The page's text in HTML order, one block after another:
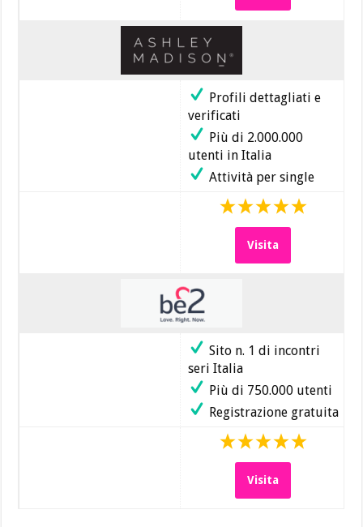
Profili dettagliati e
verificati
Più di 2.000.000
utenti in Italia
Attività per single
Visita
Sito n. 1 di incontri
seri Italia
Più di 750.000 utenti
Registrazione gratuita
Visita